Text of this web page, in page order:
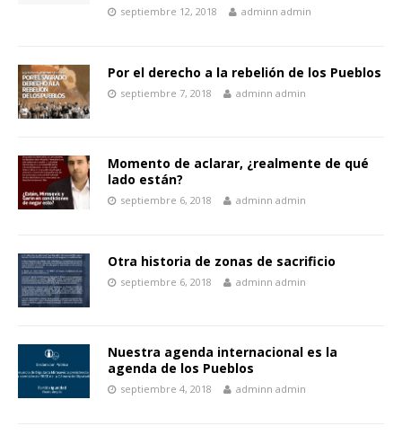
septiembre 12, 2018 adminn admin
Por el derecho a la rebelión de los Pueblos
septiembre 7, 2018 adminn admin
Momento de aclarar, ¿realmente de qué
lado están?
septiembre 6, 2018 adminn admin
Otra historia de zonas de sacrificio
septiembre 6, 2018 adminn admin
Nuestra agenda internacional es la
agenda de los Pueblos
septiembre 4, 2018 adminn admin